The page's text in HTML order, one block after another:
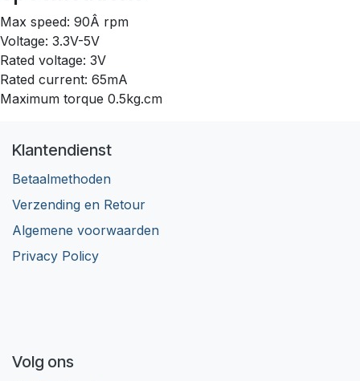
Max speed: 90Â rpm
Voltage: 3.3V-5V
Rated voltage: 3V
Rated current: 65mA
Maximum torque 0.5kg.cm
Klantendienst
Betaalmethoden
Verzending en Retour
Algemene voorwaarden
Privacy Policy
Volg ons